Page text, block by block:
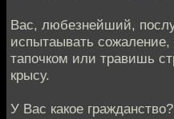
Вас, любезнейший,
испытаывать сожаление,
тапочком или травишь
крысу.
У Вас какое гражданство?